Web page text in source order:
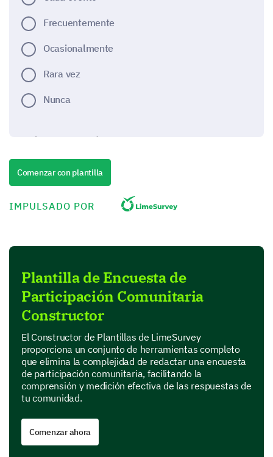
Frecuentemente
Ocasionalmente
Rara vez
Nunca
¿Cómo calificarías tu nivel de compromiso con
Opciones:
- Comprometido
- Muy desconectado
Reuniones comunitarias
Iniciativas comunitarias (por ejemplo, eventos de
Discusiones en línea
Reuniones sociales
Percepción y Mejora de la Comunidad
Reflexionemos sobre tu percepción de nuestra
Comenzar con plantilla
IMPULSADO POR
Plantilla de Encuesta de
Participación Comunitaria
Constructor
El Constructor de Plantillas de LimeSurvey
proporciona un conjunto de herramientas completo
que elimina la complejidad de redactar una encuesta
de participación comunitaria, facilitando la
comprensión y medición efectiva de las respuestas de
tu comunidad.
Comenzar ahora